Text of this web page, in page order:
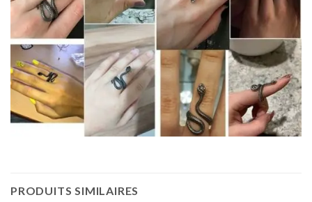
PRODUITS SIMILAIRES